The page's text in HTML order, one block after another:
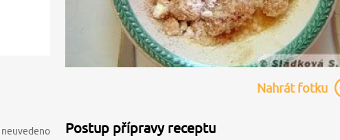
Nahrátfotku
neuvedeno Postup přípravy receptu